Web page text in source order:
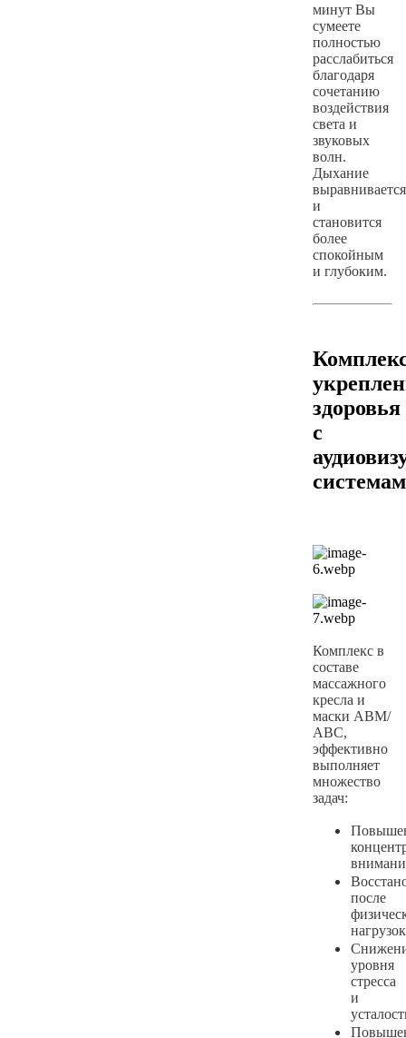
минут Вы
сумеете
полностью
расслабиться
благодаря
сочетанию
воздействия
света и
звуковых
волн.
Дыхание
выравнивается
и
становится
более
спокойным
и глубоким.
здоровья
с
Комплекс в
составе
массажного
кресла и
маски АВМ/
АВС,
эффективно
выполняет
множество
задач:
после
нагрузок
уровня
стресса
и